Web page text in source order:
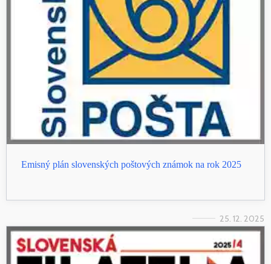
Emisný plán slovenských poštových známok na rok 2025
25. 12. 2025